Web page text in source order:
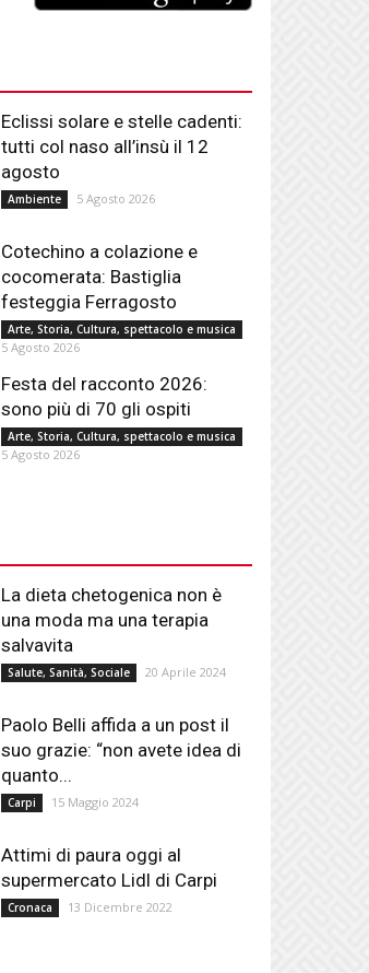
Eclissi solare e stelle cadenti:
tutti col naso all’insù il 12
agosto
Ambiente 5 Agosto 2026
Cotechino a colazione e
cocomerata: Bastiglia
festeggia Ferragosto
Arte, Storia, Cultura, spettacolo e musica
5 Agosto 2026
Festa del racconto 2026:
sono più di 70 gli ospiti
Arte, Storia, Cultura, spettacolo e musica
5 Agosto 2026
La dieta chetogenica non è
una moda ma una terapia
salvavita
Salute, Sanità, Sociale 20 Aprile 2024
Paolo Belli affida a un post il
suo grazie: “non avete idea di
quanto...
Carpi 15 Maggio 2024
Attimi di paura oggi al
supermercato Lidl di Carpi
Cronaca 13 Dicembre 2022